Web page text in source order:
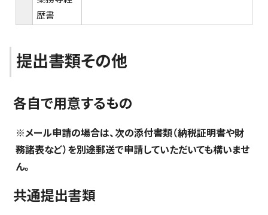
歴書
提出書類その他
各自で用意するもの
※メール申請の場合は、次の添付書類（納税証明書や財
務諸表など）を別途郵送で申請していただいても構いませ
ん。
共通提出書類